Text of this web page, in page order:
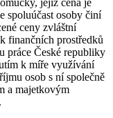
spoluúčast osoby činí
ceny zvláštní
finančních prostředků
práce České republiky
k míře využívání
osob s ní společně
a majetkovým